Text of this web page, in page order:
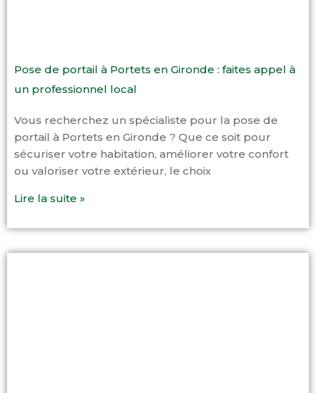
Pose de portail à Portets en Gironde : faites appel à
un professionnel local
Vous recherchez un spécialiste pour la pose de
portail à Portets en Gironde ? Que ce soit pour
sécuriser votre habitation, améliorer votre confort
ou valoriser votre extérieur, le choix
Lire la suite »